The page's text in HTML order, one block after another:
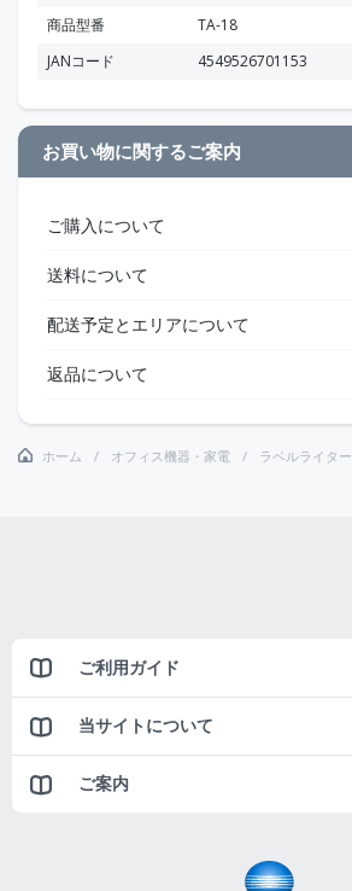
商品型番
TA-18
JANコード
4549526701153
お買い物に関するご案内
ご購入について
送料について
配送予定とエリアについて
返品について
ホーム オフィス機器・家電 ラベルライター
ご利用ガイド
当サイトについて
ご案内